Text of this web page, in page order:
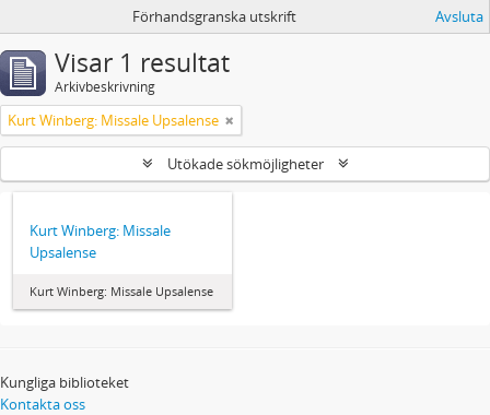
Förhandsgranska utskrift Avsluta
Visar 1 resultat
Arkivbeskrivning
Kurt Winberg: Missale Upsalense
Utökade sökmöjligheter
Kurt Winberg: Missale
Upsalense
Kurt Winberg: Missale Upsalense
Kungliga biblioteket
Kontakta oss